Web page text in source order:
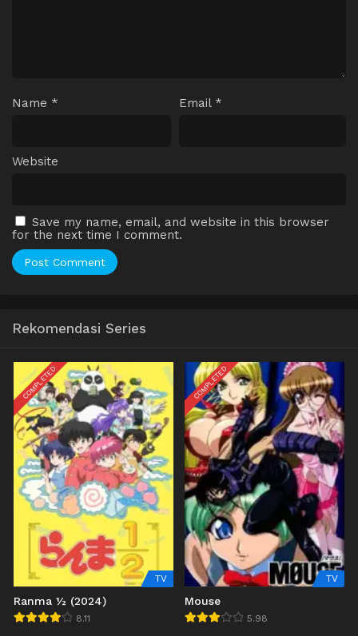
Name * Email *
Website
Save my name, email, and website in this browser
for the next time I comment.
Rekomendasi Series
COMPLETED
TV
Ranma ½ (2024)
8.11
COMPLETED
TV
Mouse
5.98